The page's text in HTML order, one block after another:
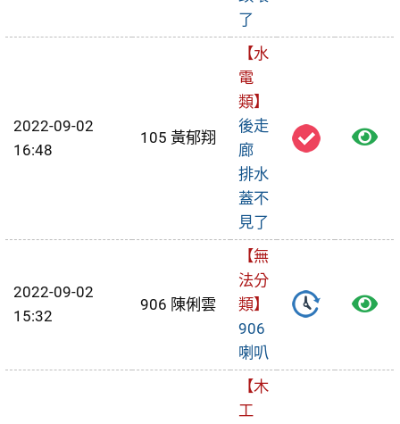
了
報
2022-09-02
16:48
105 黃郁翔
【水
電
類】
後走
廊
排水
蓋不
見了
檢
修
2022-09-02
15:32
906 陳俐雲
【無
法分
類】
906
喇叭
檢
報
【木
工